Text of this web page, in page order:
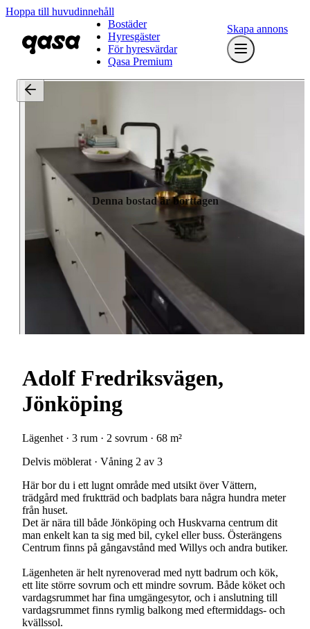
Hoppa till huvudinnehåll
Bostäder
Hyresgäster
För hyresvärdar
Qasa Premium
Skapa annons
Denna bostad är borttagen
Adolf Fredriksvägen,
Jönköping
Lägenhet · 3 rum · 2 sovrum · 68 m²
Delvis möblerat · Våning 2 av 3
Här bor du i ett lugnt område med utsikt över Vättern,
trädgård med fruktträd och badplats bara några hundra meter
från huset.
Det är nära till både Jönköping och Huskvarna centrum dit
man enkelt kan ta sig med bil, cykel eller buss. Österängens
Centrum finns på gångavstånd med Willys och andra butiker.
Lägenheten är helt nyrenoverad med nytt badrum och kök,
ett lite större sovrum och ett mindre sovrum. Både köket och
vardagsrummet har fina umgängesytor, och i anslutning till
vardagsrummet finns rymlig balkong med eftermiddags- och
kvällssol.